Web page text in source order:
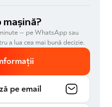
mașină?
— pe WhatsApp sau
a lua cea mai bună decizie.
pe email